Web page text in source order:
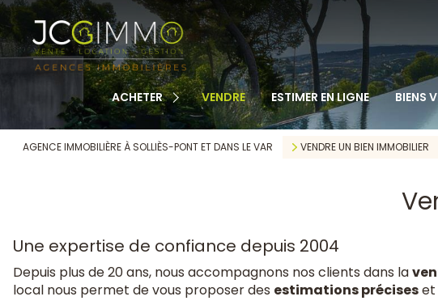
ACHETER
TOUS NOS BIENS
APPARTEMENTS
MAISONS
TERRAINS
CABANONS
VENDRE ESTIMER EN LIGNE BIENS
AGENCE IMMOBILIÈRE À SOLLIÈS-PONT ET DANS LE VAR VENDRE UN BIEN IMMOBILIER
Une expertise de confiance depuis 2004
Depuis plus de 20 ans, nous accompagnons nos clients dans la
local nous permet de vous proposer des estimations préciseset